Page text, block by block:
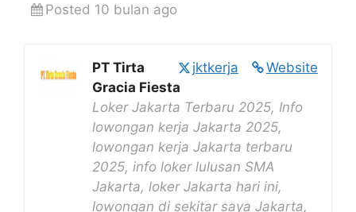
Posted 10 bulan ago
Website
jktkerja
PT Tirta
Gracia Fiesta
Loker Jakarta Terbaru 2025, Info
lowongan kerja Jakarta 2025,
lowongan kerja Jakarta terbaru
2025, info loker lulusan SMA
Jakarta, loker Jakarta hari ini,
lowongan di sekitar saya Jakarta,